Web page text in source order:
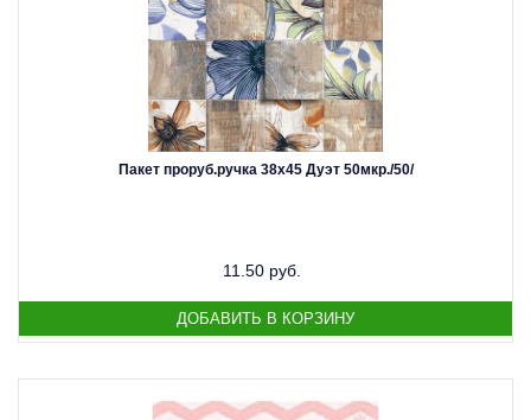
Пакет проруб.ручка 38х45 Дуэт 50мкр./50/
11.50 руб.